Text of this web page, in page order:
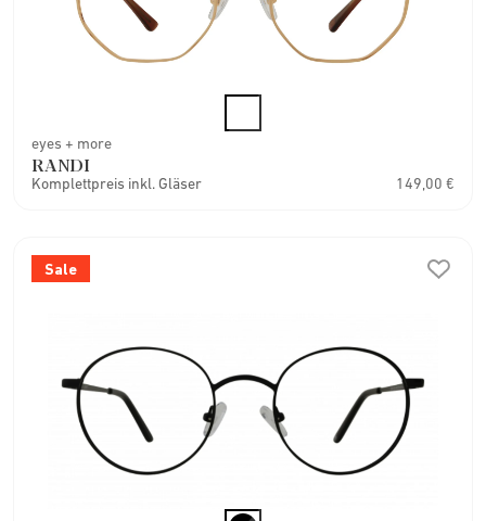
eyes + more
RANDI
Komplettpreis inkl. Gläser 149,00 €
Sale